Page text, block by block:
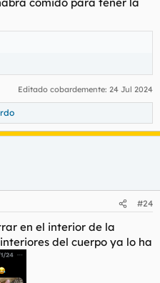
comido para tener la
Editado cobardemente: 24 Jul 2024
#24
en el interior de la
del cuerpo ya lo ha